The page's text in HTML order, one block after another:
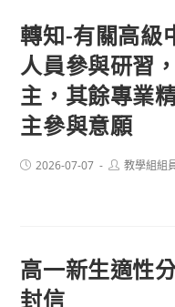
轉知-有關高級
人員參與研習
主，其餘專業
主參與意願
Post2026-07-07
Post教學組組
高一新生適性
封信